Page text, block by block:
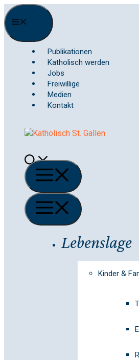
Springe
zum
Inhalt
Publikationen
Katholisch werden
Jobs
Freiwillige
Medien
Kontakt
Menü
Menü
Lebenslage
Kinder &